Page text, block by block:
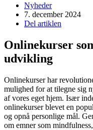
Nyheder
7. december 2024
Del artiklen
Onlinekurser
udvikling
Onlinekurser har
mulighed for at tilegne sig
af vores eget hjem. Især
onlinekurser blevet en
og opnå personlige mål.
om emner som